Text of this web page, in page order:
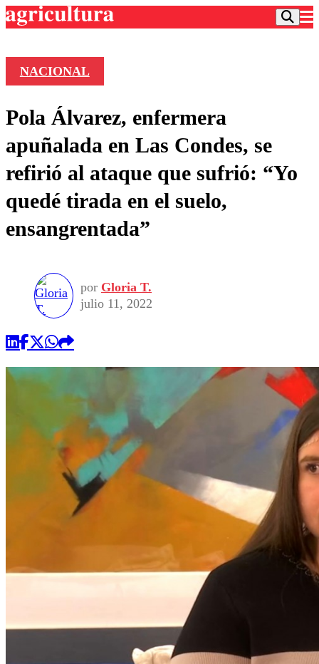
Frecuencias
Agricultura TV
Deportes
Colo Colo
Motor
Otros Deportes
Seleccion Chilena
Universidad Católica
Universidad de Chile
Entretención
Noticias
Dato Practico
Economía
Política
Sustentabilidad
Vida Social
Publicaciones en medios
Comercial
NACIONAL
Pola Álvarez, enfermera
apuñalada en Las Condes, se
refirió al ataque que sufrió: “Yo
quedé tirada en el suelo,
ensangrentada”
por Gloria T.
julio 11, 2022